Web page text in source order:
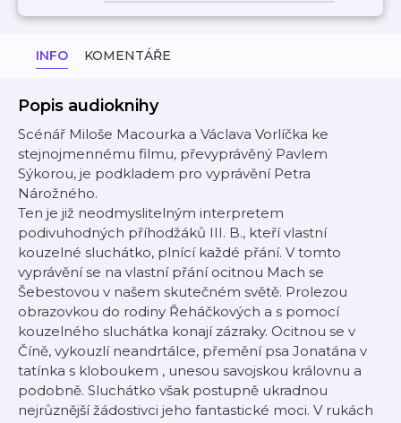
INFO KOMENTÁŘE
Popis audioknihy
Scénář Miloše Macourka a Václava Vorlíčka ke
stejnojmennému filmu, převyprávěný Pavlem
Sýkorou, je podkladem pro vyprávění Petra
Nárožného.
Ten je již neodmyslitelným interpretem
podivuhodných příhodžáků III. B., kteří vlastní
kouzelné sluchátko, plnící každé přání. V tomto
vyprávění se na vlastní přání ocitnou Mach se
Šebestovou v našem skutečném světě. Prolezou
obrazovkou do rodiny Řeháčkových a s pomocí
kouzelného sluchátka konají zázraky. Ocitnou se v
Číně, vykouzlí neandrtálce, přemění psa Jonatána v
tatínka s kloboukem , unesou savojskou královnu a
podobně. Sluchátko však postupně ukradnou
nejrůznější žádostivci jeho fantastické moci. V rukách